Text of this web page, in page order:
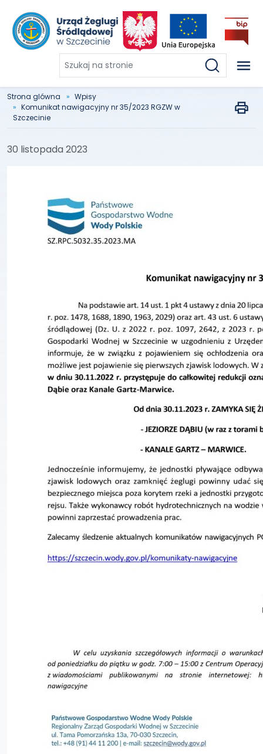
Szukaj
na
stronie
Strona glówna
Wpisy
Komunikat nawigacyjny nr 35/2023 RGZW w
Szczecinie
30 listopada 2023